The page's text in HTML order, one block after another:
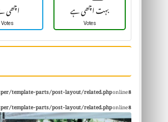
اچھی
Votes بہت اچھی ہے
Votes
template-parts/post-layout/related.phpon line8
template-parts/post-layout/related.phpon line8